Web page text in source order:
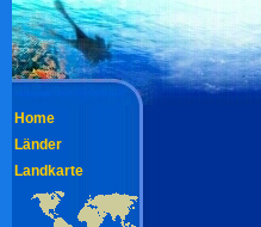
Home
Länder
Landkarte